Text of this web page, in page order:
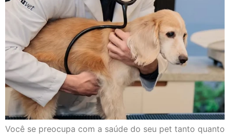
Você se preocupa com a saúde do seu pet tanto quanto